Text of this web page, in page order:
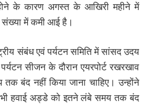
होने के कारण अगस्त के आखिरी महीने में
संख्या में कमी आई है।
संबंध एवं पर्यटन समिति में सांसद उदय
सीजन के दौरान एयरपोर्ट रखरखाव
बंद नहीं किया जाना चाहिए। उन्होंने
भी हवाई अड्डे को इतने लंबे समय तक बंद